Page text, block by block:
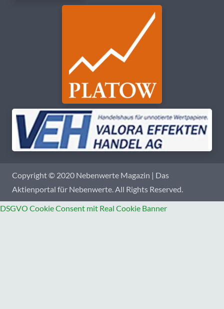
Copyright © 2020 Nebenwerte Magazin | Das
Aktienportal für Nebenwerte. All Rights Reserved.
DSGVO Cookie Consent mit Real Cookie Banner